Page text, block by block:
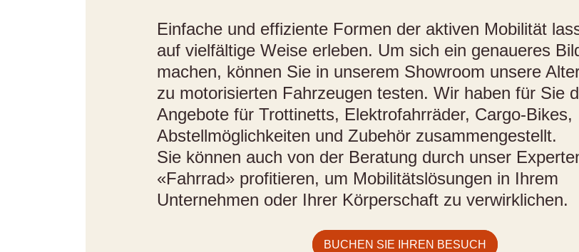
Einfache und effiziente Formen der aktiven Mobilität
auf vielfältige Weise erleben. Um sich ein genaueres
machen, können Sie in unserem Showroom unsere
zu motorisierten Fahrzeugen testen. Wir haben für Sie
Angebote für Trottinetts, Elektrofahrräder, Cargo-Bikes,
Abstellmöglichkeiten und Zubehör zusammengestellt.
Sie können auch von der Beratung durch unser
«Fahrrad» profitieren, um Mobilitätslösungen in Ihrem
Unternehmen oder Ihrer Körperschaft zu verwirklichen.
BUCHEN SIE IHREN BESUCH